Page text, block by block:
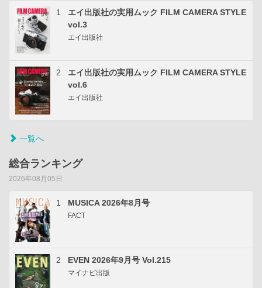
1
エイ出版社の実用ムック FILM CAMERA STYLE
vol.3
エイ出版社
2
エイ出版社の実用ムック FILM CAMERA STYLE
vol.6
エイ出版社
一覧へ
総合ランキング
2026年08月05日
1 MUSICA 2026年8月号
FACT
2 EVEN 2026年9月号 Vol.215
マイナビ出版